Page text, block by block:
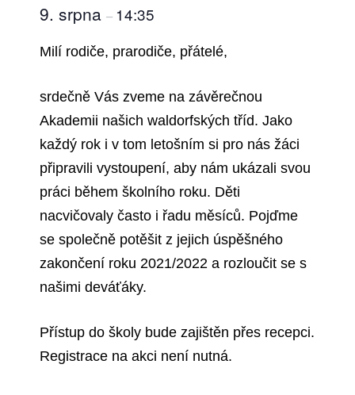
9. srpna – 14:35
Milí rodiče, prarodiče, přátelé,
srdečně Vás zveme na závěrečnou
Akademii našich waldorfských tříd. Jako
každý rok i v tom letošním si pro nás žáci
připravili vystoupení, aby nám ukázali svou
práci během školního roku. Děti
nacvičovaly často i řadu měsíců. Pojďme
se společně potěšit z jejich úspěšného
zakončení roku 2021/2022 a rozloučit se s
našimi deváťáky.
Přístup do školy bude zajištěn přes recepci.
Registrace na akci není nutná.